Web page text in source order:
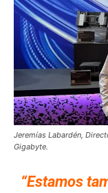
Jeremías Labardén,
Gigabyte.
“Estamos